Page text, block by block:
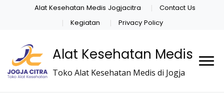
Alat Kesehatan Medis Jogjacitra
Contact Us
Kegiatan
Privacy Policy
Alat Kesehatan Medis
Toko Alat Kesehatan Medis di Jogja